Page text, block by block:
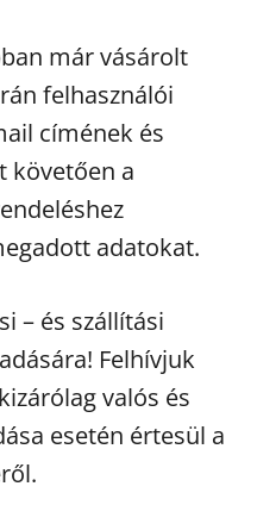
már vásárolt
felhasználói
címének és
követően a
adatokat.
– és szállítási
Felhívjuk
valós és
esetén értesül a